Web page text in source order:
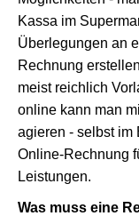
Kassa im
Überlegungen an
Rechnung
meist reichlich
online kann man
agieren - selbst im
Online-Rechnung
Leistungen.
Was muss eine